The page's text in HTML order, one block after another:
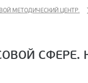
МЕТОДИЧЕСКИЙ ЦЕНТР.
СФЕРЕ.